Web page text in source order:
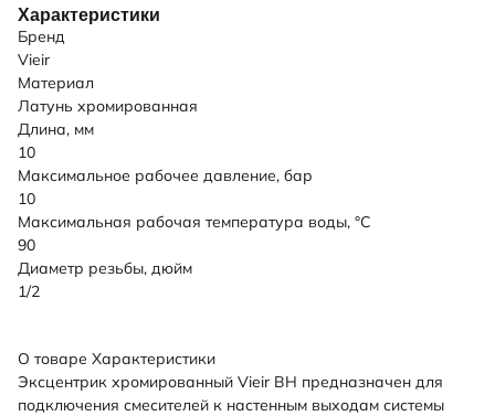
Характеристики
Бренд
Vieir
Материал
Латунь хромированная
Длина, мм
10
Максимальное рабочее давление, бар
10
Максимальная рабочая температура воды, °C
90
Диаметр резьбы, дюйм
1/2
О товаре Характеристики
Эксцентрик хромированный Vieir ВН предназначен для
подключения смесителей к настенным выходам системы